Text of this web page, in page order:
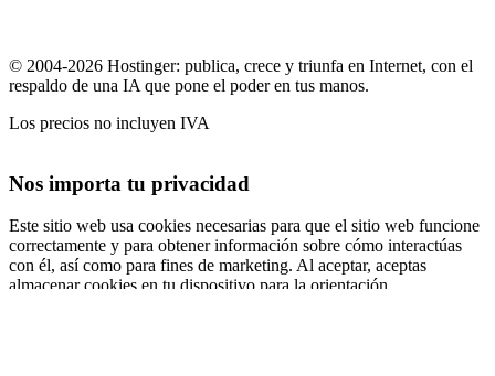
© 2004-2026 Hostinger: publica, crece y triunfa en Internet, con el
respaldo de una IA que pone el poder en tus manos.
Los precios no incluyen IVA
Nos importa tu privacidad
Este sitio web usa cookies necesarias para que el sitio web funcione
correctamente y para obtener información sobre cómo interactúas
con él, así como para fines de marketing. Al aceptar, aceptas
almacenar cookies en tu dispositivo para la orientación,